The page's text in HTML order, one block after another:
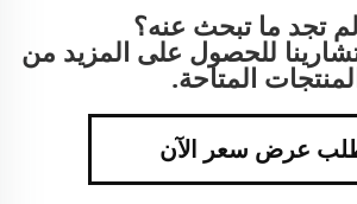
تجد ما تبحث عنه؟
للحصول على المزيد من
المتاحة.
عرض سعر الآن